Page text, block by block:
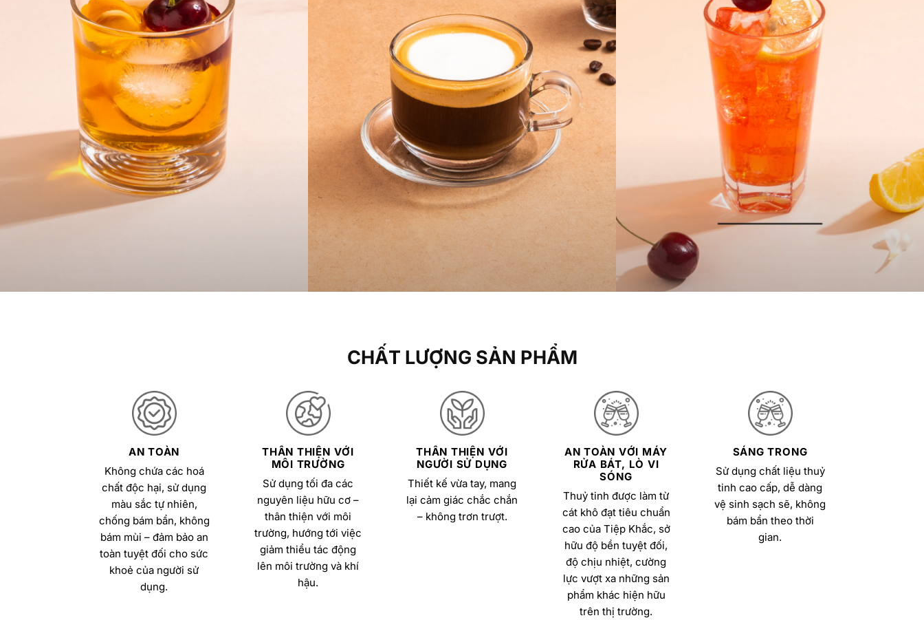
CHẤT LƯỢNG SẢN PHẨM
AN TOÀN
Không chứa các hoá
chất độc hại, sử dụng
màu sắc tự nhiên,
chống bám bẩn, không
bám mùi – đảm bảo an
toàn tuyệt đối cho sức
khoẻ của người sử
dụng.
THÂN THIỆN VỚI
MÔI TRƯỜNG
Sử dụng tối đa các
nguyên liệu hữu cơ –
thân thiện với môi
trường, hướng tới việc
giảm thiểu tác động
lên môi trường và khí
hậu.
THÂN THIỆN VỚI
NGƯỜI SỬ DỤNG
Thiết kế vừa tay, mang
lại cảm giác chắc chắn
– không trơn trượt.
AN TOÀN VỚI MÁY
RỬA BÁT, LÒ VI
SÓNG
Thuỷ tinh được làm từ
cát khô đạt tiêu chuẩn
cao của Tiệp Khắc, sở
hữu độ bền tuyệt đối,
độ chịu nhiệt, cường
lực vượt xa những sản
phẩm khác hiện hữu
trên thị trường.
SÁNG TRONG
Sử dụng chất liệu thuỷ
tinh cao cấp, dễ dàng
vệ sinh sạch sẽ, không
bám bẩn theo thời
gian.